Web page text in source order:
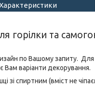
та
по Вашому запиту.
Вам варіанти декорування.
спиртним (вміст не